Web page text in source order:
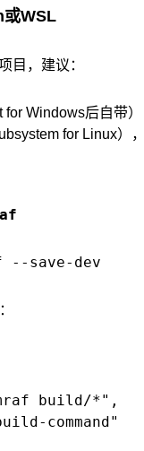
或WSL
，建议：
for Windows后自带
for Linux）
：
build/*",
command"